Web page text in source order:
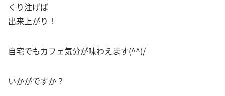
くり注げば
出来上がり！
自宅でもカフェ気分が味わえます(^^)/
いかがですか？